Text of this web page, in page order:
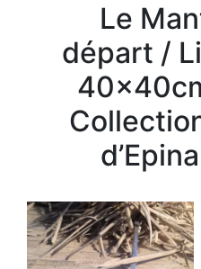
Le
départ /